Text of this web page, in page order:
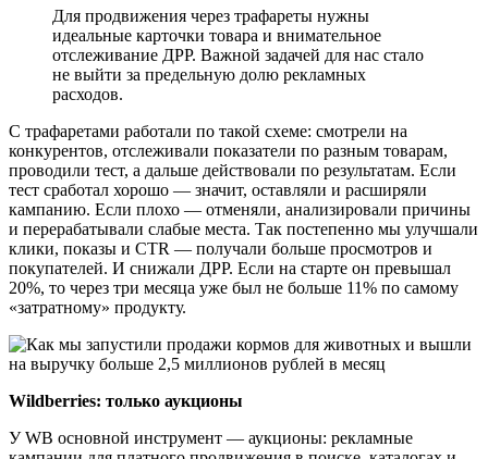
Для продвижения через трафареты нужны
идеальные карточки товара и внимательное
отслеживание ДРР. Важной задачей для нас стало
не выйти за предельную долю рекламных
расходов.
С трафаретами работали по такой схеме: смотрели на
конкурентов, отслеживали показатели по разным товарам,
проводили тест, а дальше действовали по результатам. Если
тест сработал хорошо — значит, оставляли и расширяли
кампанию. Если плохо — отменяли, анализировали причины
и перерабатывали слабые места. Так постепенно мы улучшали
клики, показы и CTR — получали больше просмотров и
покупателей. И снижали ДРР. Если на старте он превышал
20%, то через три месяца уже был не больше 11% по самому
«затратному» продукту.
Wildberries: только аукционы
У WB основной инструмент — аукционы: рекламные